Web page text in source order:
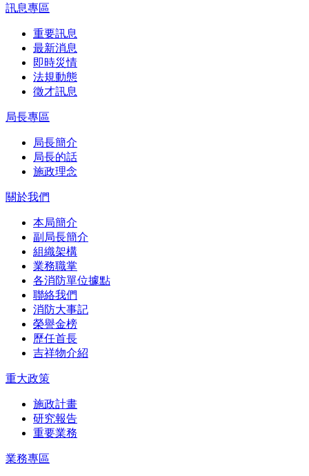
訊息專區
重要訊息
最新消息
即時災情
法規動態
徵才訊息
局長專區
局長簡介
局長的話
施政理念
關於我們
本局簡介
副局長簡介
組織架構
業務職掌
各消防單位據點
聯絡我們
消防大事記
榮譽金榜
歷任首長
吉祥物介紹
重大政策
施政計畫
研究報告
重要業務
業務專區